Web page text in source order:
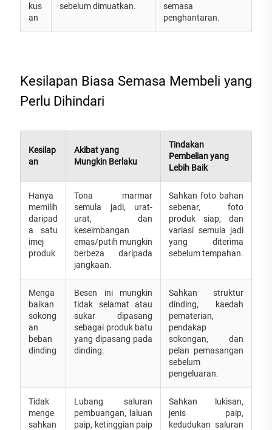
kus
an
sebelum dimuatkan.
semasa
penghantaran.
Kesilapan Biasa Semasa Membeli yang
Perlu Dihindari
Kesilap
an
Akibat yang
Mungkin Berlaku
Tindakan
Pembelian yang
Lebih Baik
Hanya
memilih
daripad
a satu
imej
produk
Tona marmar
semula jadi, urat-
urat, dan
keseimbangan
emas/putih mungkin
berbeza daripada
jangkaan.
Sahkan foto bahan
sebenar, foto
produk siap, dan
variasi semula jadi
yang diterima
sebelum tempahan.
Menga
baikan
sokong
an
beban
dinding
Besen ini mungkin
tidak selamat atau
sukar dipasang
sebagai produk batu
yang dipasang pada
dinding.
Sahkan struktur
dinding, kaedah
pematerian,
pendakap
sokongan, dan
pelan pemasangan
sebelum
pengeluaran.
Tidak
menge
sahkan
Lubang saluran
pembuangan, laluan
paip, ketinggian paip
Sahkan lukisan,
jenis paip,
kedudukan saluran